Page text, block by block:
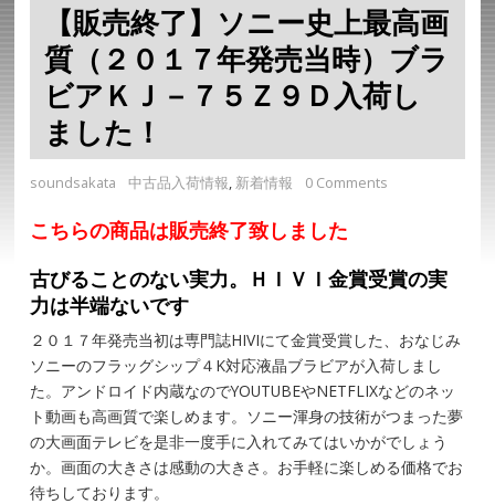
【販売終了】ソニー史上最高画
質（２０１７年発売当時）ブラ
ビアＫＪ－７５Ｚ９Ｄ入荷し
ました！
soundsakata 中古品入荷情報 新着情報 0 Comments
こちらの商品は販売終了致しました
古びることのない実力。ＨＩＶＩ金賞受賞の実
力は半端ないです
２０１７年発売当初は専門誌HIVIにて金賞受賞した、おなじみ
ソニーのフラッグシップ４K対応液晶ブラビアが入荷しまし
た。アンドロイド内蔵なのでYOUTUBEやNETFLIXなどのネッ
ト動画も高画質で楽しめます。ソニー渾身の技術がつまった夢
の大画面テレビを是非一度手に入れてみてはいかがでしょう
か。画面の大きさは感動の大きさ。お手軽に楽しめる価格でお
待ちしております。